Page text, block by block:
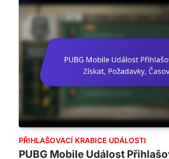
PŘIHLAŠOVACÍ KRABICE UDÁLOSTI
PUBG Mobile Událost